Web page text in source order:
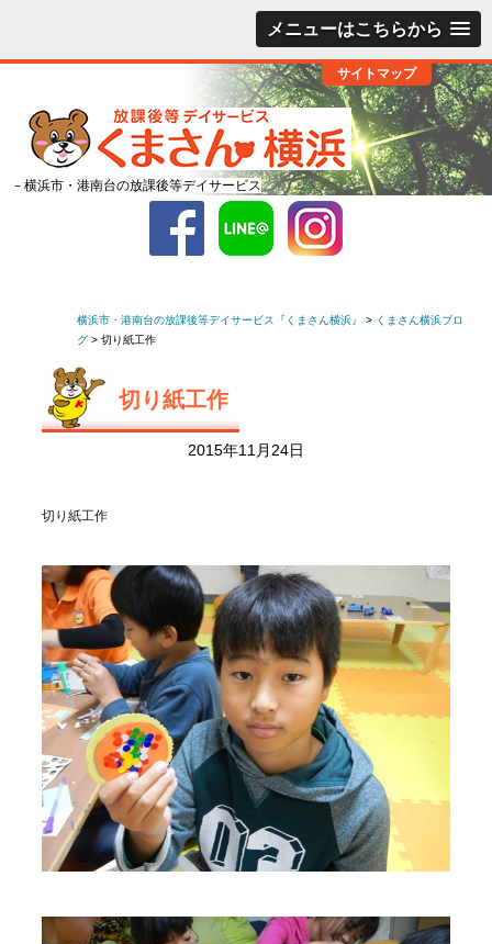
メニューはこちらから
サイトマップ
－横浜市・港南台の放課後等デイサービス
横浜市・港南台の放課後等デイサービス『くまさん横浜』 > くまさん横浜ブロ
グ > 切り紙工作
切り紙工作
2015年11月24日
切り紙工作